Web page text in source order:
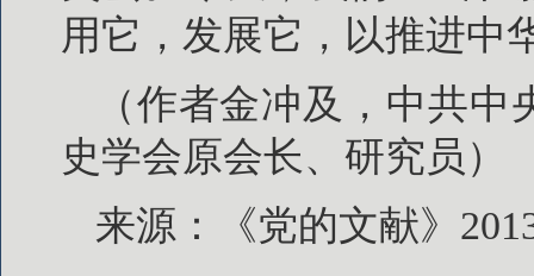
用它，发展它，以推进中
（作者金冲及，中共
史学会原会长、研究员）
来源：《党的文献》